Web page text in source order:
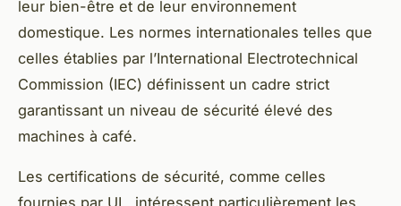
leur bien-être et de leur environnement
domestique. Les normes internationales telles que
celles établies par l’International Electrotechnical
Commission (IEC) définissent un cadre strict
garantissant un niveau de sécurité élevé des
machines à café.
Les certifications de sécurité, comme celles